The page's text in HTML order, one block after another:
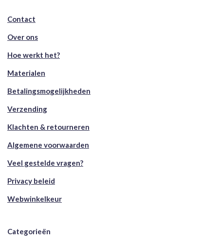
Contact
Over ons
Hoe werkt het?
Materialen
Betalingsmogelijkheden
Verzending
Klachten & retourneren
Algemene voorwaarden
Veel gestelde vragen?
Privacy beleid
Webwinkelkeur
Categorieën